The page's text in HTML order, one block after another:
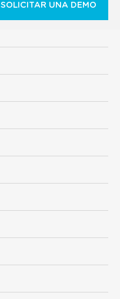
SOLICITAR UNA DEMO